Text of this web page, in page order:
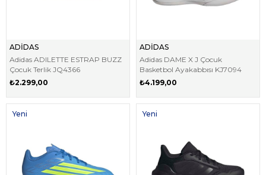
ADİDAS
Adidas ADILETTE ESTRAP BUZZ
Çocuk Terlik JQ4366
₺2.299,00
ADİDAS
Adidas DAME X J Çocuk
Basketbol Ayakabbısı KJ7094
₺4.199,00
Yeni
Yeni